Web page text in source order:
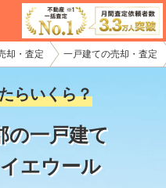
却・査定 一戸建ての売却・査定
らいくら？
の一戸建て
エウール
様